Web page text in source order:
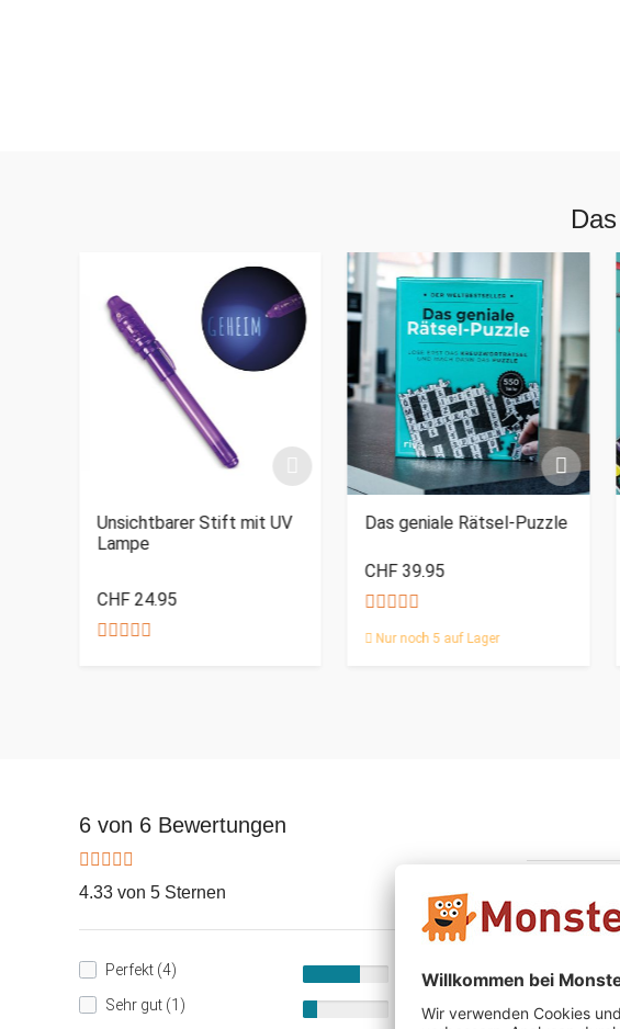
Unsichtbarer Stift mit UV
Lampe
CHF 24.95
Das geniale Rätsel-Puzzle
CHF 39.95
Nur noch 5 auf Lager
6 von 6 Bewertungen
4.33 von 5 Sternen
Perfekt (4)
67%
Sehr gut (1)
17%